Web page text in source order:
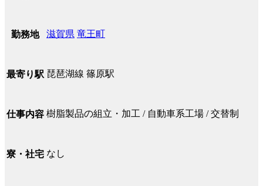
勤務地 滋賀県 竜王町
最寄り駅 琵琶湖線 篠原駅
仕事内容 樹脂製品の組立・加工 / 自動車系工場 / 交替制
寮・社宅 なし